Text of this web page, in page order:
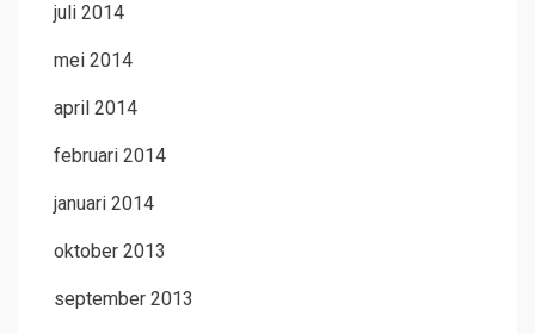
juli 2014
mei 2014
april 2014
februari 2014
januari 2014
oktober 2013
september 2013